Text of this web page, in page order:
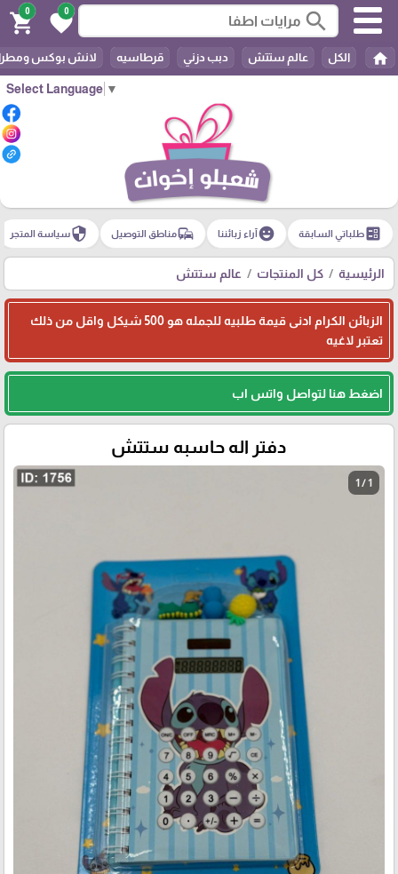
Select Language ▼
search
0
favorite
0
shopping_cart
home الكل عالم ستتش دبب دزني قرطاسيه لانش بوكس
ballotطلباتي السابقة emoji_emotionsآراء زبائننا commuteمناطق التوصيل securityسياسة المتجر
الرئيسية كل المنتجات عالم ستتش
الزبائن الكرام ادنى قيمة طلبيه للجمله هو 500 شيكل واقل من ذلك
تعتبر لاغيه
اضغط هنا لتواصل واتس اب
دفتر اله حاسبه ستتش
1 / 1